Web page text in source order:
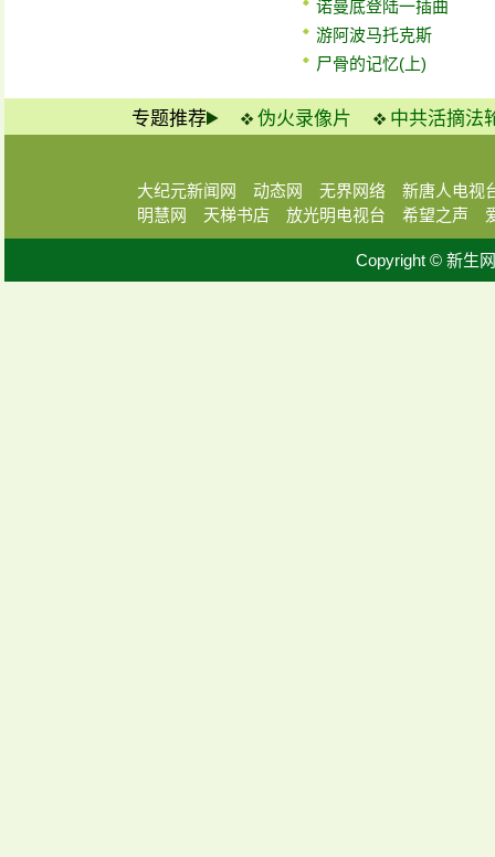
诺曼底登陆一插曲
游阿波马托克斯
尸骨的记忆(上)
专题推荐 伪火录像片 中共活摘法
大纪元新闻网 动态网 无界网络
新唐人电视
明慧网
天梯书店 放光明电视台 希望之声
Copyright © 新生